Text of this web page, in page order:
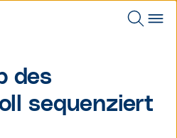
des
sequenziert